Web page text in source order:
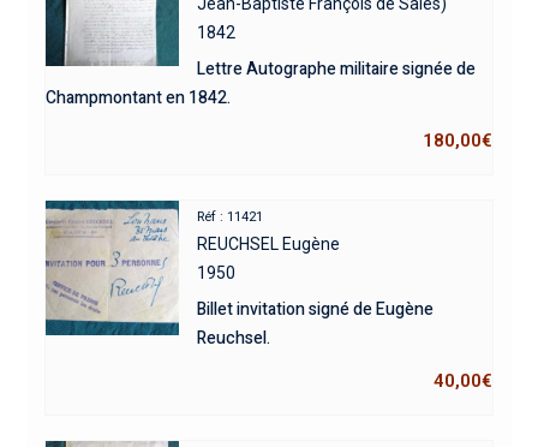
1842
Lettre Autographe militaire signée de
Champmontant en 1842.
180,00€
Réf : 11421
REUCHSEL Eugène
1950
Billet invitation signé de Eugène
Reuchsel.
40,00€